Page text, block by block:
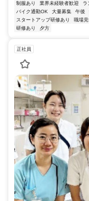
制服あり 業界未経験者歓迎 ラ
バイク通勤OK
大量募集 午後
スタートアップ研修あり
職場見
研修あり
夕方
正社員